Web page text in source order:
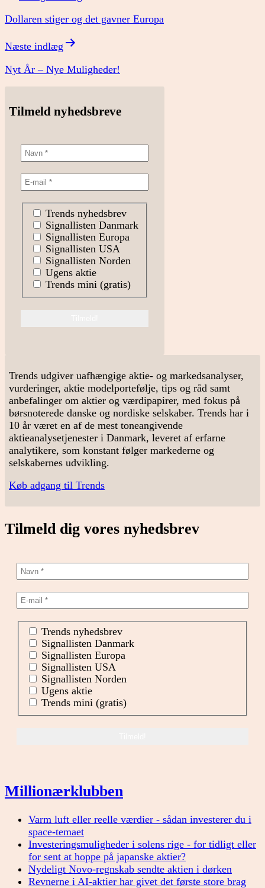
Dollaren stiger og det gavner Europa
Næste indlæg
Nyt År – Nye Muligheder!
Tilmeld nyhedsbreve
Trends nyhedsbrev
Signallisten Danmark
Signallisten Europa
Signallisten USA
Signallisten Norden
Ugens aktie
Trends mini (gratis)
Trends udgiver uafhængige aktie- og markedsanalyser,
vurderinger, aktie modelportefølje, tips og råd samt
anbefalinger om aktier og værdipapirer, med fokus på
børsnoterede danske og nordiske selskaber. Trends har i
10 år været en af de mest toneangivende
aktieanalysetjenester i Danmark, leveret af erfarne
analytikere, som konstant følger markederne og
selskabernes udvikling.
Køb adgang til Trends
Tilmeld dig vores nyhedsbrev
Trends nyhedsbrev
Signallisten Danmark
Signallisten Europa
Signallisten USA
Signallisten Norden
Ugens aktie
Trends mini (gratis)
Millionærklubben
Varm luft eller reelle værdier - sådan investerer du i
space-temaet
Investeringsmuligheder i solens rige - for tidligt eller
for sent at hoppe på japanske aktier?
Nydeligt Novo-regnskab sendte aktien i dørken
Revnerne i AI-aktier har givet det første store brag